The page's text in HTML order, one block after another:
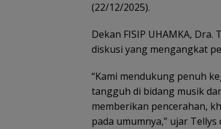
(22/12/2025).
Dekan FISIP UHAMKA,
diskusi yang mengangkat
“Kami mendukung penuh
tangguh di bidang musik
memberikan pencerahan,
pada umumnya,” ujar